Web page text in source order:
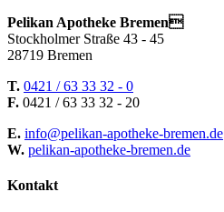
Pelikan Apotheke Bremen
Stockholmer Straße 43 - 45
28719 Bremen
T. 0421 / 63 33 32 - 0
F. 0421 / 63 33 32 - 20
E. info@pelikan-apotheke-bremen.de
W. pelikan-apotheke-bremen.de
Kontakt